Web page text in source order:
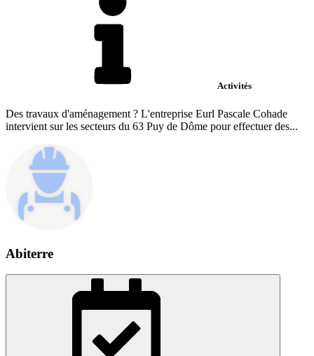
Activités
Des travaux d'aménagement ? L'entreprise Eurl Pascale Cohade
intervient sur les secteurs du 63 Puy de Dôme pour effectuer des...
Abiterre